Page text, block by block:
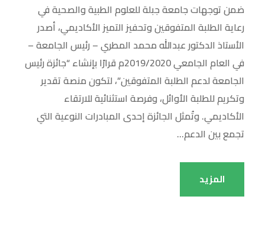
ضمن توجهات جامعة جبلة للعلوم الطبية والصحية في
رعاية الطلبة المتفوقين وتحفيز التميز الأكاديمي، أصدر
الأستاذ الدكتور عبدالله محمد المطري – رئيس الجامعة –
في العام الجامعي 2019/2020م قرارًا بإنشاء “جائزة رئيس
الجامعة لدعم الطلبة المتفوقين”، لتكون منصة تقدير
وتكريم للطلبة الأوائل، وفرصة استثنائية للارتقاء
الأكاديمي. وتُمثل الجائزة إحدى المبادرات النوعية التي
تجمع بين الدعم...
المزيد